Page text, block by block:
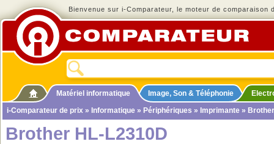
Bienvenue sur i-Comparateur, le moteur de comparaison
Matériel informatique Image, Son & Téléphonie
i-Comparateur de prix » Informatique » Périphériques » Imprimante »
Brother HL-L2310D